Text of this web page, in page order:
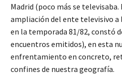
Madrid (poco más se
ampliación del ente televisivo a
en la temporada 81/82, constó
encuentros emitidos), en esta
enfrentamiento en concreto,
confines de nuestra geografía.